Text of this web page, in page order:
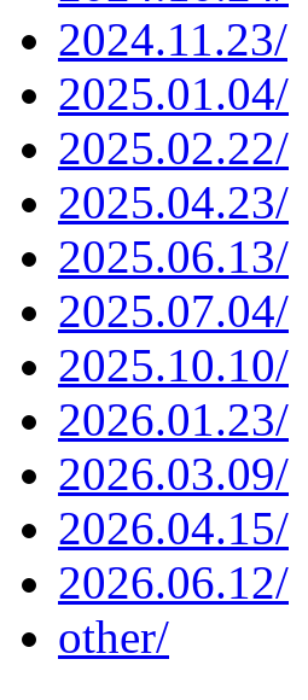
2024.11.23/
2025.01.04/
2025.02.22/
2025.04.23/
2025.06.13/
2025.07.04/
2025.10.10/
2026.01.23/
2026.03.09/
2026.04.15/
2026.06.12/
other/